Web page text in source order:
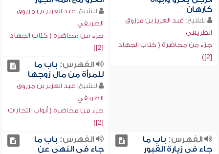
كارهان
للشيخ: عبد العزيز بن مرزوق
الطريفي
جزء من محاضرة ( كتاب الجهاد
[2])
للشيخ: عبد العزيز بن مرزوق
الطريفي
جزء من محاضرة ( كتاب الجهاد
[2])
الفهرس: باب ما
للمرأة من مال زوجها
للشيخ: عبد العزيز بن مرزوق
الطريفي
جزء من محاضرة ( أبواب التجارات
[2])
الفهرس: باب ما
جاء في زيارة القبور
الفهرس: باب ما
جاء في النهي عن